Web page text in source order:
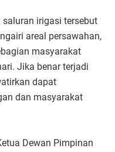
irigasi tersebut
areal persawahan,
masyarakat
Jika benar terjadi
dapat
dan masyarakat
Dewan Pimpinan